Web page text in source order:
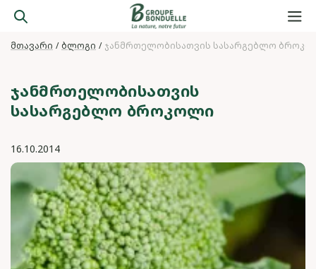
მთავარი ბლოგი ჯანმრთელობისათვის სასარგებლო
ᲯᲐᲜᲛᲠᲗᲔᲚᲝᲑᲘᲡᲐᲗᲕᲘᲡ
ᲡᲐᲡᲐᲠᲒᲔᲑᲚᲝ ᲑᲠᲝᲙᲝᲚᲘ
16.10.2014